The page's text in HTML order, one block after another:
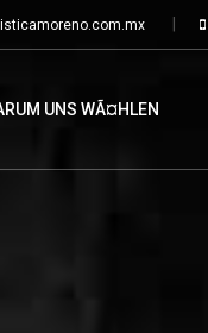
UNS WÃ¤HLEN